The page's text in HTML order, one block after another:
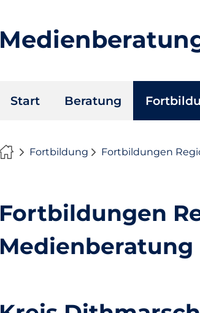
überspringen
Start Beratung
Fortbildung Fortbildungen
Fortbildungen
Medienberatung